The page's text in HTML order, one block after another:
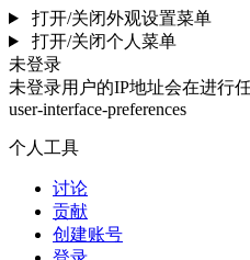
打开/关闭外观设置菜单
打开/关闭个人菜单
未登录
未登录用户的IP地址会在进行
user-interface-preferences
个人工具
讨论
贡献
创建账号